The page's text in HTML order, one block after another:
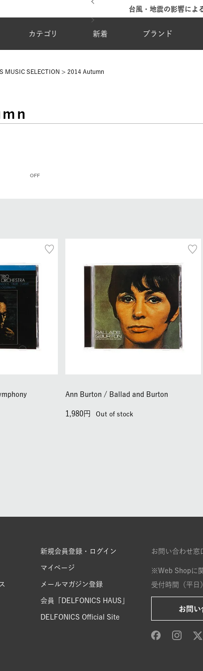
台風・地震の影響によ
カテゴリ 新着 ブランド
MUSIC SELECTION 2014 Autumn
Ann Burton / Ballad and Burton
1,980 Out of stock
新規会員登録・ログイン
マイページ
メールマガジン登録
会員「DELFONICS HAUS」
DELFONICS Official Site
お問い合わせ窓
※Web Shopに
受付時間（平日
お問い